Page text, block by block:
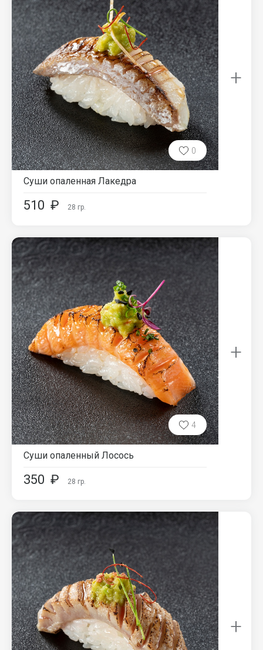
0
Суши опаленная Лакедра
510 ₽ 28 гр.
+
4
Суши опаленный Лосось
350 ₽ 28 гр.
+
+